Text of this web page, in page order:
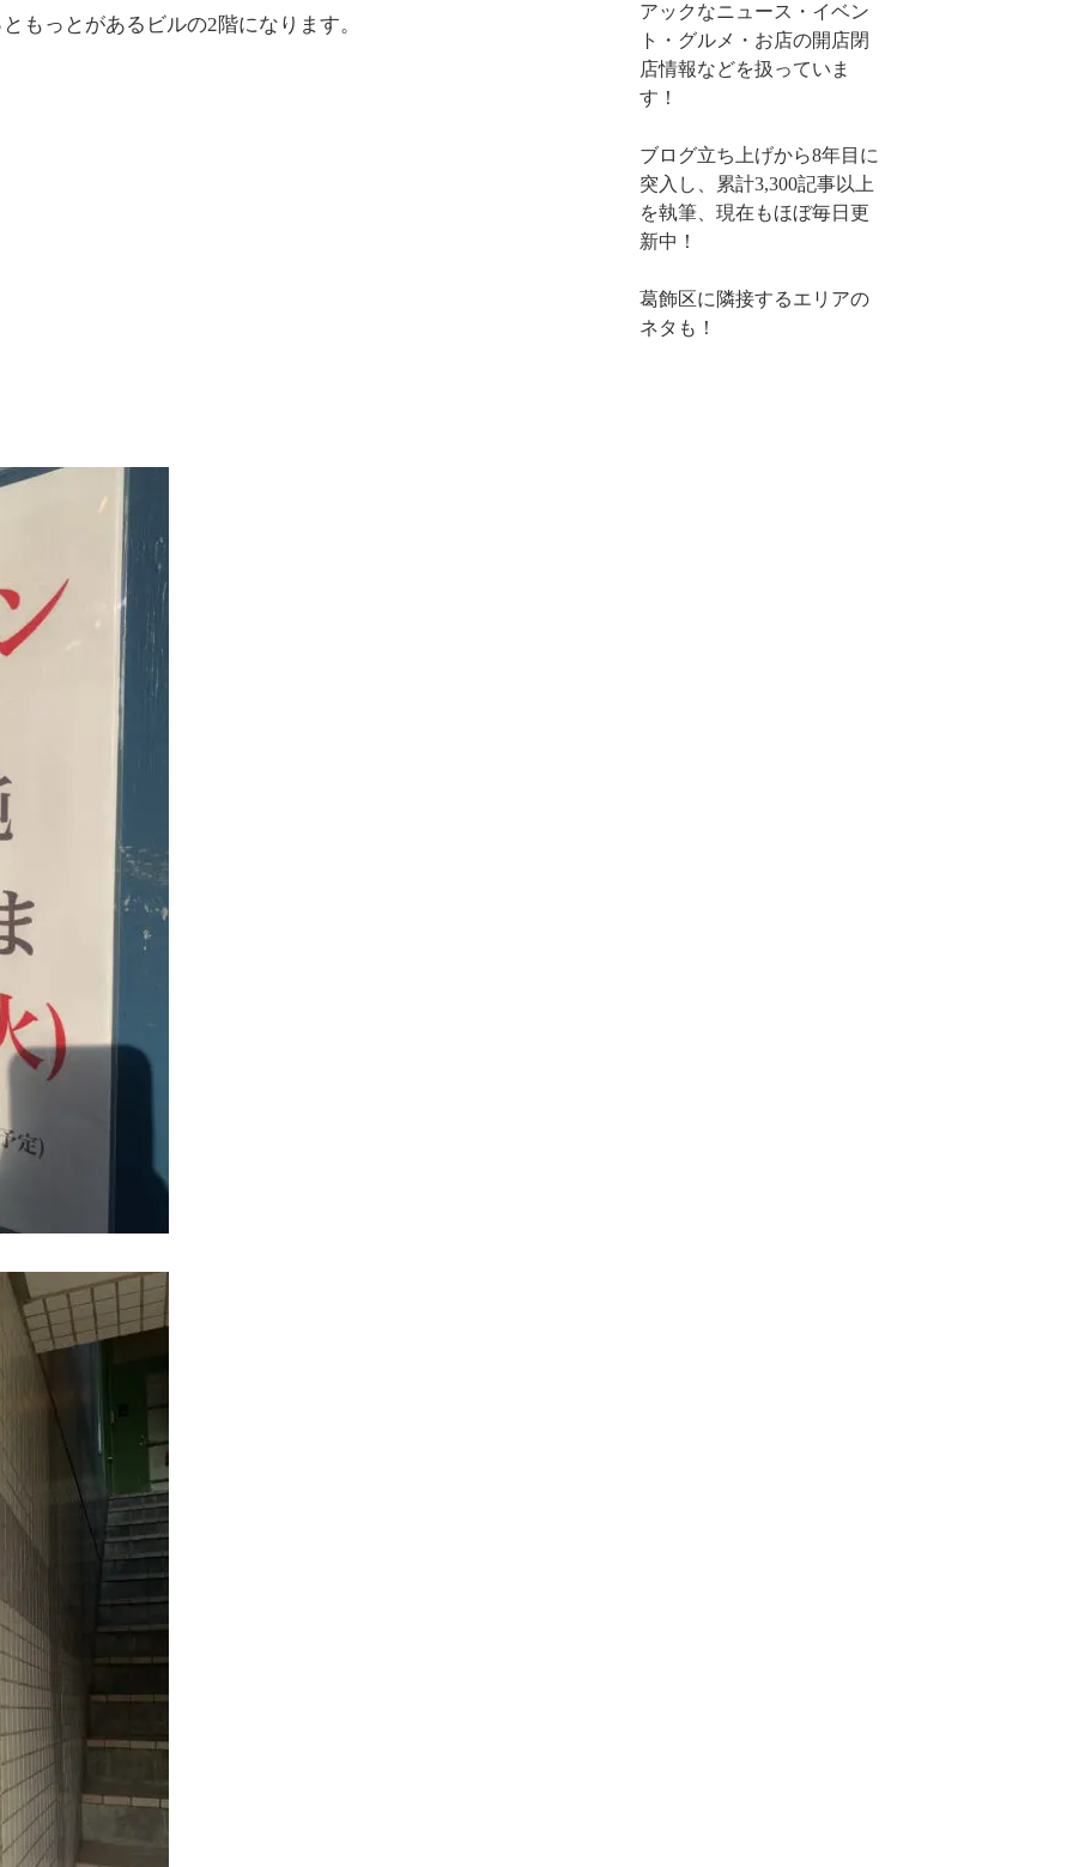
もっとがあるビルの2階になります。
アックなニュース・イベン
ト・グルメ・お店の開店閉
店情報などを扱っていま
す！
ブログ立ち上げから8年目に
突入し、累計3,300記事以上
を執筆、現在もほぼ毎日更
新中！
葛飾区に隣接するエリアの
ネタも！